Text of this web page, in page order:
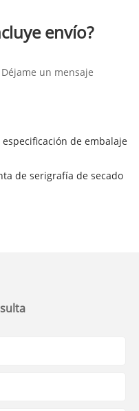
envío?
Déjame un mensaje
de embalaje
de serigrafía de secado